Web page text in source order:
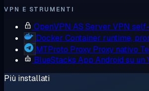
VPN E STRUMENTI
OpenVPN AS Server VPN
Docker Container runtime,
MTProto Proxy Proxy nativo
BlueStacks App Android su un
Più installati